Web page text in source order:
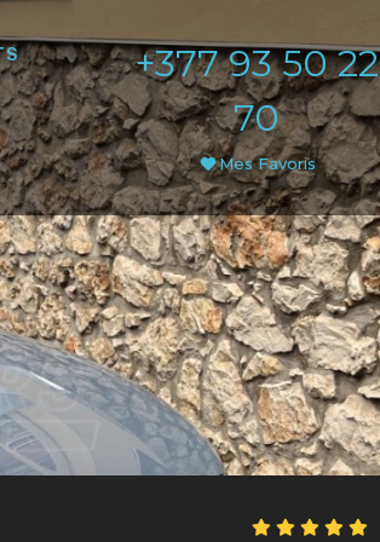
+377 93 50 22
70
Mes Favoris